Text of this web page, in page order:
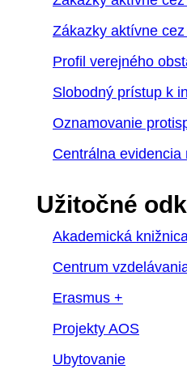
Zákazky aktívne
Profil verejného
Slobodný prístup k
Oznamovanie
Centrálna evidencia
Užitočné
Akademická
Centrum
Erasmus +
Projekty AOS
Ubytovanie